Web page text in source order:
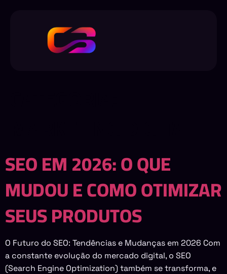
SEO EM 2026: O QUE
MUDOU E COMO OTIMIZAR
SEUS PRODUTOS
O Futuro do SEO: Tendências e Mudanças em 2026 Com
a constante evolução do mercado digital, o SEO
(Search Engine Optimization) também se transforma, e